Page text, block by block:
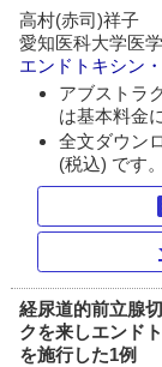
高村(赤司)祥子
愛知医科大学医
エンドトキシン
アブストラ
は基本料金
全文ダウン
(税込) です。
経尿道的前立腺
クを来しエンド
を施行した1例